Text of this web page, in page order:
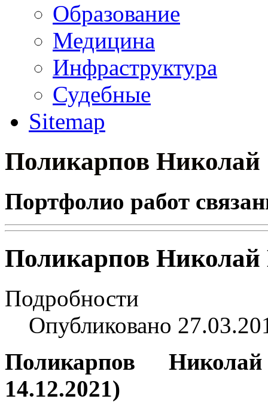
Образование
Медицина
Инфраструктура
Судебные
Sitemap
Поликарпов Николай
Портфолио работ
Поликарпов Николай
Подробности
Опубликовано
Поликарпов
14.12.2021)